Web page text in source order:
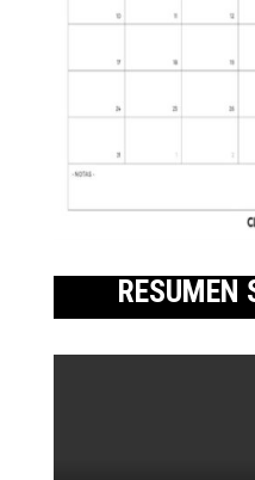
RESUMEN